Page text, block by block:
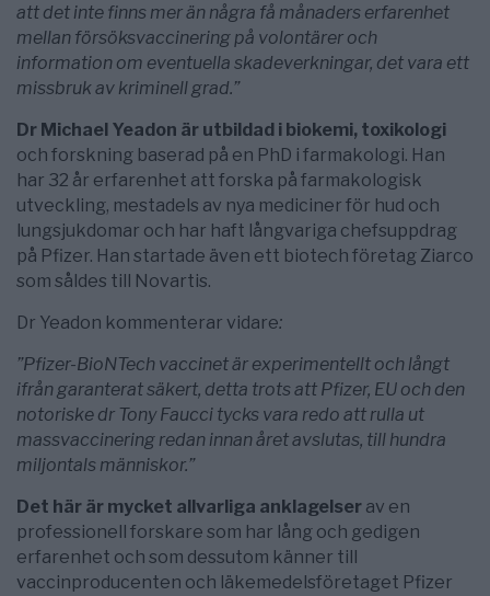
att det inte finns mer än några få månaders erfarenhet
mellan försöksvaccinering på volontärer och
information om eventuella skadeverkningar, det vara ett
missbruk av kriminell grad.”
Dr Michael Yeadon är utbildad i biokemi, toxikologi
och forskning baserad på en PhD i farmakologi. Han
har 32 år erfarenhet att forska på farmakologisk
utveckling, mestadels av nya mediciner för hud och
lungsjukdomar och har haft långvariga chefsuppdrag
på Pfizer. Han startade även ett biotech företag Ziarco
som såldes till Novartis.
Dr Yeadon kommenterar vidare:
”Pfizer-BioNTech vaccinet är experimentellt och långt
ifrån garanterat säkert, detta trots att Pfizer, EU och den
notoriske dr Tony Faucci tycks vara redo att rulla ut
massvaccinering redan innan året avslutas, till hundra
miljontals människor.”
Det här är mycket allvarliga anklagelser av en
professionell forskare som har lång och gedigen
erfarenhet och som dessutom känner till
vaccinproducenten och läkemedelsföretaget Pfizer